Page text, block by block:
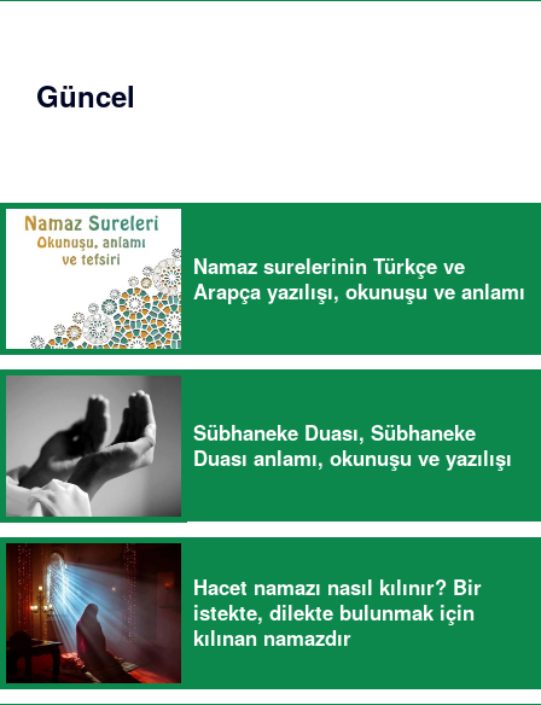
Güncel
Namaz surelerinin Türkçe ve
Arapça yazılışı, okunuşu ve anlamı
Sübhaneke Duası, Sübhaneke
Duası anlamı, okunuşu ve yazılışı
Hacet namazı nasıl kılınır? Bir
istekte, dilekte bulunmak için
kılınan namazdır